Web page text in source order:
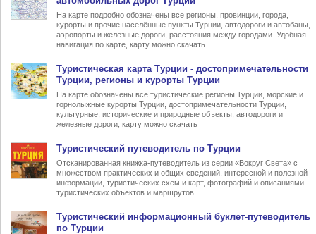
На карте подробно обозначены все регионы, провинции, города,
курорты и прочие населённые пункты Турции, автодороги и автобаны,
аэропорты и железные дороги, расстояния между городами. Удобная
навигация по карте, карту можно скачать
Туристическая карта Турции - достопримечательности
Турции, регионы и курорты Турции
На карте обозначены все туристические регионы Турции, морские и
горнолыжные курорты Турции, достопримечательности Турции,
культурные, исторические и природные объекты, автодороги и
железные дороги, карту можно скачать
Туристический путеводитель по Турции
Отсканированная книжка-путеводитель из серии «Вокруг Света» с
множеством практических и общих сведений, интересной и полезной
информации, туристических схем и карт, фотографий и описаниями
туристических объектов и маршрутов
Туристический информационный буклет-путеводитель
по Турции